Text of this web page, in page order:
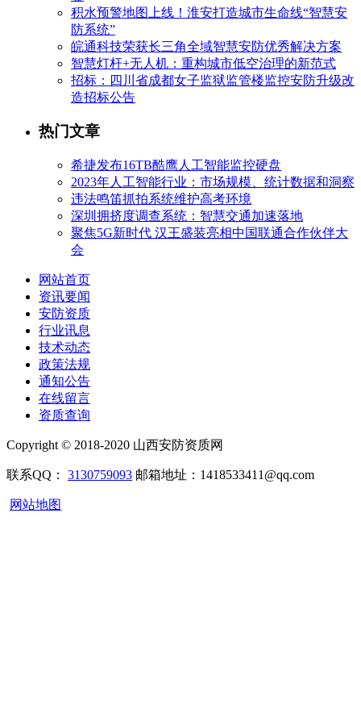
积水预警地图上线！淮安打造城市生命线“智慧安
防系统”
皖通科技荣获长三角全域智慧安防优秀解决方案
智慧灯杆+无人机：重构城市低空治理的新范式
招标：四川省成都女子监狱监管楼监控安防升级改
造招标公告
热门文章
希捷发布16TB酷鹰人工智能监控硬盘
2023年人工智能行业：市场规模、统计数据和洞察
违法鸣笛抓拍系统维护高考环境
深圳拥挤度调查系统：智慧交通加速落地
聚焦5G新时代 汉王盛装亮相中国联通合作伙伴大
会
网站首页
资讯要闻
安防资质
行业讯息
技术动态
政策法规
通知公告
在线留言
资质查询
Copyright © 2018-2020 山西安防资质网
联系QQ： 3130759093 邮箱地址：1418533411@qq.com
网站地图